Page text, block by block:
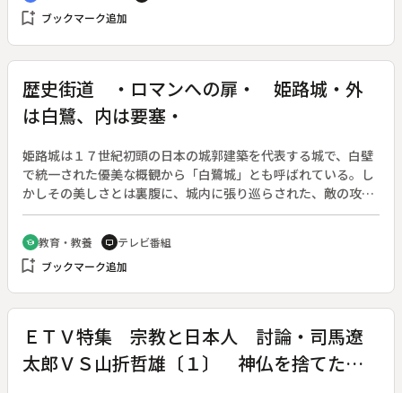
bookmark_add ブックマーク追加
歴史街道 ・ロマンへの扉・ 姫路城・外
は白鷺、内は要塞・
姫路城は１７世紀初頭の日本の城郭建築を代表する城で、白壁
で統一された優美な概観から「白鷺城」とも呼ばれている。し
かしその美しさとは裏腹に、城内に張り巡らされた、敵の攻撃
に備える「要塞」としての機能には目をみはらされる。迷宮さ
ながらの通路、見張り所や、銃・弓矢で敵を攻撃するための壁
の穴「狭間」、石落としなどを紹介する。
school 教育・教養 tv テレビ番組
bookmark_add ブックマーク追加
ＥＴＶ特集 宗教と日本人 討論・司馬遼
太郎ＶＳ山折哲雄〔１〕 神仏を捨てた日